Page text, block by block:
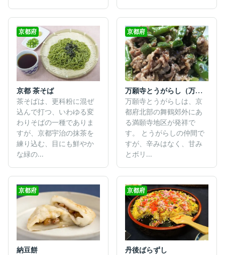
京都府
京都 茶そば
茶そばは、更科粉に混ぜ
込んで打つ、いわゆる変
わりそばの一種でありま
すが、京都宇治の抹茶を
練り込む、目にも鮮やか
な緑の...
京都府
万願寺とうがらし（万願寺甘とう）
万願寺とうがらしは、京
都府北部の舞鶴郊外にあ
る満願寺地区が発祥で
す。 とうがらしの仲間で
すが、辛みはなく、甘み
とボリ...
京都府
納豆餅
京都府
丹後ばらずし